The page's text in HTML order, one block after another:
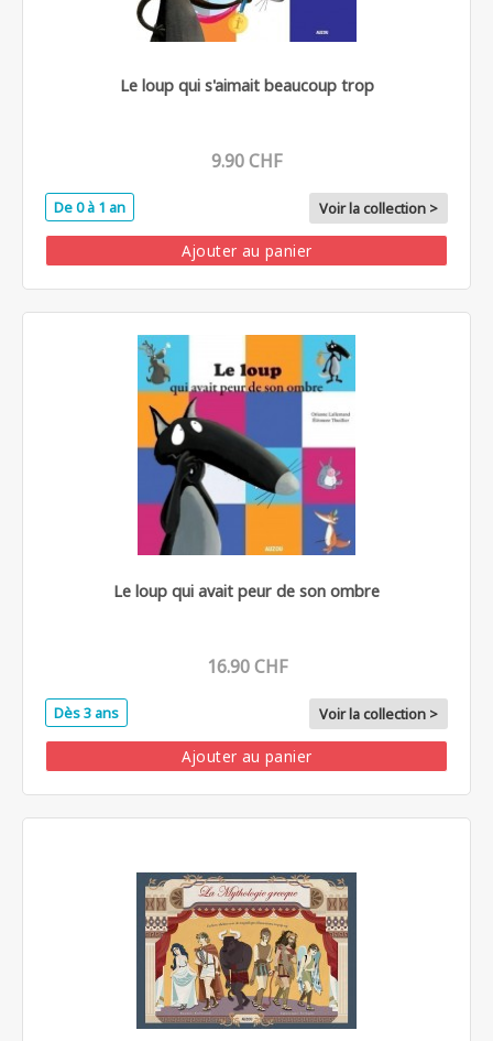
Le loup qui s'aimait beaucoup trop
9.90 CHF
De 0 à 1 an Voir la collection >
Ajouter au panier
Le loup qui avait peur de son ombre
16.90 CHF
Dès 3 ans Voir la collection >
Ajouter au panier